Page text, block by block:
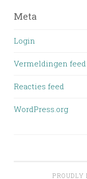
Meta
Login
Vermeldingen feed
Reacties feed
WordPress.org
PROUDLY